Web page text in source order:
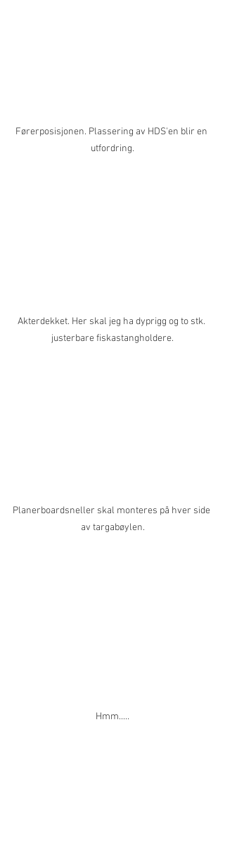
Førerposisjonen. Plassering av HDS'en blir en
utfordring.
Akterdekket. Her skal jeg ha dyprigg og to stk.
justerbare fiskastangholdere.
Planerboardsneller skal monteres på hver side
av targabøylen.
Hmm.....